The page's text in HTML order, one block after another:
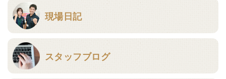
現場日記
スタッフブログ